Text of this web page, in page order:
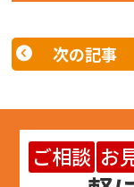
次の記事
ご相談 お